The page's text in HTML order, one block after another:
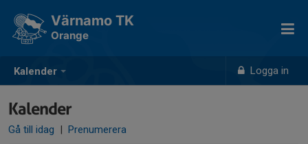
Kalender Logga in
Värnamo TK
Orange
Kalender
Gå till idag | Prenumerera